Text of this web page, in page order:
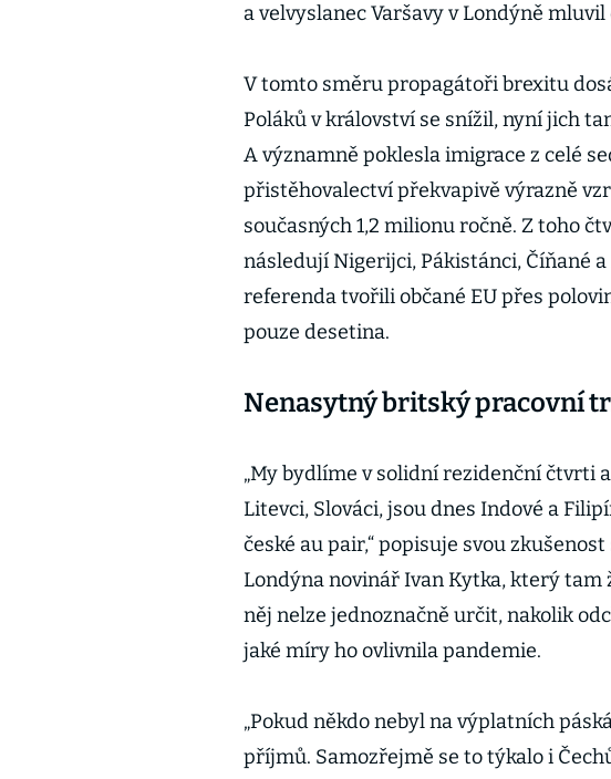
a velvyslanec Varšavy v Londýně
V tomto směru propagátoři brexitu
Poláků v království se snížil, nyní jich
A významně poklesla imigrace z celé
přistěhovalectví překvapivě výrazně
současných 1,2 milionu ročně. Z toho
následují Nigerijci, Pákistánci, Číňané
referenda tvořili občané EU přes
pouze desetina.
Nenasytný britský pracovní
„My bydlíme v solidní rezidenční čtvrti
Litevci, Slováci, jsou dnes Indové a
české au pair,“ popisuje svou
Londýna novinář Ivan Kytka, který tam
něj nelze jednoznačně určit, nakolik
jaké míry ho ovlivnila pandemie.
„Pokud někdo nebyl na výplatních
příjmů. Samozřejmě se to týkalo i